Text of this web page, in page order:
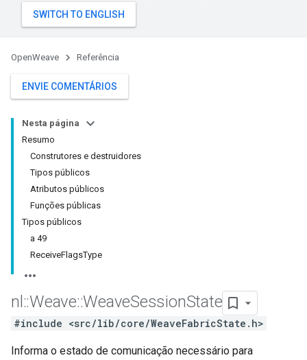
OpenWeave Referência
ENVIE COMENTÁRIOS
Nesta página
Resumo
Construtores e destruidores
Tipos públicos
Atributos públicos
Funções públicas
Tipos públicos
a 49
ReceiveFlagsType
nl ::Weave::WeaveSessionState
#include <src/lib/core/WeaveFabricState.h>
Informa o estado de comunicação necessário para